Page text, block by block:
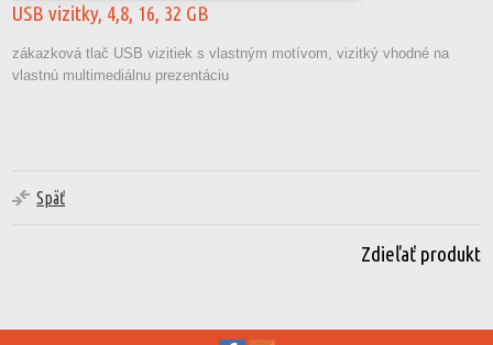
USB vizitky, 4,8, 16, 32 GB
zákazková tlač USB vizitiek s vlastným motívom, vizitký vhodné na
vlastnú multimediálnu prezentáciu
Späť
Zdieľať produkt